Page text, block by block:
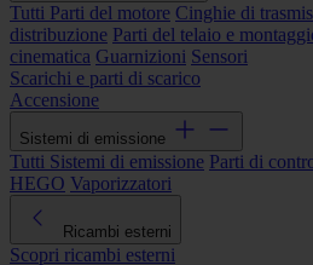
Tutti Parti del motore Cinghie di
distribuzione Parti del telaio e
cinematica Guarnizioni Sensori
Scarichi e parti di scarico
Accensione
Sistemi di emissione
Tutti Sistemi di emissione Parti di
HEGO Vaporizzatori
Ricambi esterni
Scopri ricambi esterni